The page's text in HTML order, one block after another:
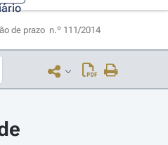
de prazo  n.º 111/2014